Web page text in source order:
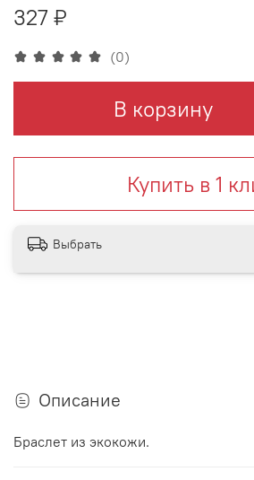
(0)
327 ₽
В корзину
Купить в 1
Выбрать
Описание
Браслет из экокожи.